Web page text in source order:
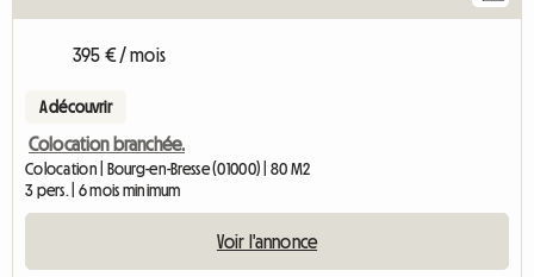
395 € / mois
A découvrir
Colocation branchée.
Colocation | Bourg-en-Bresse (01000) | 80 M2
3 pers. | 6 mois minimum
Voir l'annonce